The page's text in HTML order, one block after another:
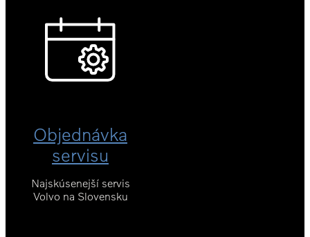
Objednávka
servisu
Najskúsenejší servis
Volvo na Slovensku